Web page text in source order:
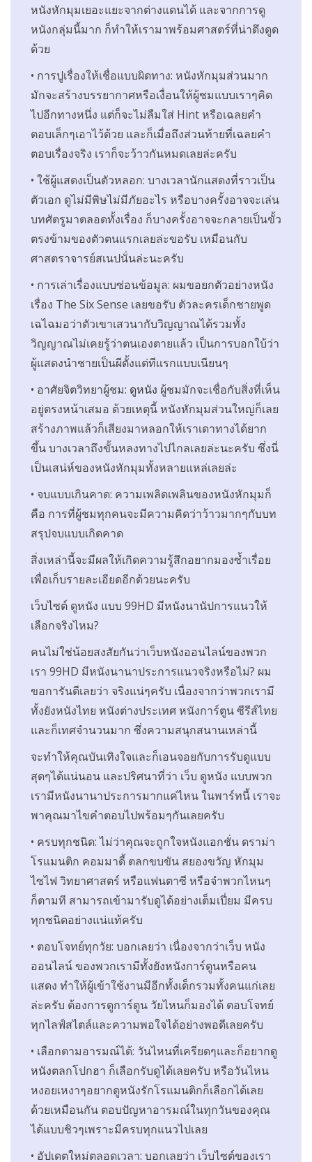
หนังหักมุมเยอะแยะจากต่างแดนได้ และจากการดู
หนังกลุ่มนี้มาก ก็ทำให้เรามาพร้อมศาสตร์ที่น่าดึงดูด
ด้วย
• การปูเรื่องให้เชื่อแบบผิดทาง: หนังหักมุมส่วนมาก
มักจะสร้างบรรยากาศหรือเงื่อนให้ผู้ชมแบบเราๆคิด
ไปอีกทางหนึ่ง แต่ก็จะไม่ลืมใส่ Hint หรือเฉลยคำ
ตอบเล็กๆเอาไว้ด้วย และก็เมื่อถึงส่วนท้ายที่เฉลยคำ
ตอบเรื่องจริง เราก็จะว้าวกันหมดเลยล่ะครับ
• ใช้ผู้แสดงเป็นตัวหลอก: บางเวลานักแสดงที่ราวเป็น
ตัวเอก ดูไม่มีพิษไม่มีภัยอะไร หรือบางครั้งอาจจะเล่น
บทศัตรูมาตลอดทั้งเรื่อง ก็บางครั้งอาจจะกลายเป็นขั้ว
ตรงข้ามของตัวตนแรกเลยล่ะขอรับ เหมือนกับ
ศาสตราจารย์สเนปนั่นล่ะนะครับ
• การเล่าเรื่องแบบซ่อนข้อมูล: ผมขอยกตัวอย่างหนัง
เรื่อง The Six Sense เลยขอรับ ตัวละครเด็กชายพูด
เฉไฉมอว่าตัวเขาเสวนากับวิญญาณได้รวมทั้ง
วิญญาณไม่เคยรู้ว่าตนเองตายแล้ว เป็นการบอกใบ้ว่า
ผู้แสดงนำชายเป็นผีตั้งแต่ทีแรกแบบเนียนๆ
• อาศัยจิตวิทยาผู้ชม: ดูหนัง ผู้ชมมักจะเชื่อกับสิ่งที่เห็น
อยู่ตรงหน้าเสมอ ด้วยเหตุนี้ หนังหักมุมส่วนใหญ่ก็เลย
สร้างภาพแล้วก็เสียงมาหลอกให้เราเดาทางได้ยาก
ขึ้น บางเวลาถึงขั้นหลงทางไปไกลเลยล่ะนะครับ ซึ่งนี่
เป็นเสน่ห์ของหนังหักมุมทั้งหลายแหล่เลยล่ะ
• จบแบบเกินคาด: ความเพลิดเพลินของหนังหักมุมก็
คือ การที่ผู้ชมทุกคนจะมีความคิดว่าว้าวมากๆกับบท
สรุปจบแบบเกิดคาด
สิ่งเหล่านี้จะมีผลให้เกิดความรู้สึกอยากมองซ้ำเรื่อย
เพื่อเก็บรายละเอียดอีกด้วยนะครับ
เว็บไซต์ ดูหนัง แบบ 99HD มีหนังนานัปการแนวให้
เลือกจริงไหม?
คนไม่ใช่น้อยสงสัยกันว่าเว็บหนังออนไลน์ของพวก
เรา 99HD มีหนังนานาประการแนวจริงหรือไม่? ผม
ขอการันตีเลยว่า จริงแน่ๆครับ เนื่องจากว่าพวกเรามี
ทั้งยังหนังไทย หนังต่างประเทศ หนังการ์ตูน ซีรีส์ไทย
และก็เทศจำนวนมาก ซึ่งความสนุกสนานเหล่านี้
จะทำให้คุณบันเทิงใจและก็เอนจอยกับการรับดูแบบ
สุดๆได้แน่นอน และปริศนาที่ว่า เว็บ ดูหนัง แบบพวก
เรามีหนังนานาประการมากแค่ไหน ในพาร์ทนี้ เราจะ
พาคุณมาไขคำตอบไปพร้อมๆกันเลยครับ
• ครบทุกชนิด: ไม่ว่าคุณจะถูกใจหนังแอกชั่น ดราม่า
โรแมนติก คอมมาดี้ ตลกขบขัน สยองขวัญ หักมุม
ไซไฟ วิทยาศาสตร์ หรือแฟนตาซี หรือจำพวกไหนๆ
ก็ตามที สามารถเข้ามารับดูได้อย่างเต็มเปี่ยม มีครบ
ทุกชนิดอย่างแน่แท้ครับ
• ตอบโจทย์ทุกวัย: บอกเลยว่า เนื่องจากว่าเว็บ หนัง
ออนไลน์ ของพวกเรามีทั้งยังหนังการ์ตูนหรือคน
แสดง ทำให้ผู้เข้าใช้งานมีอีกทั้งเด็กรวมทั้งคนแก่เลย
ล่ะครับ ต้องการดูการ์ตูน วัยไหนก็มองได้ ตอบโจทย์
ทุกไลฟ์สไตล์และความพอใจได้อย่างพอดีเลยครับ
• เลือกตามอารมณ์ได้: วันไหนที่เครียดๆและก็อยากดู
หนังตลกโปกฮา ก็เลือกรับดูได้เลยครับ หรือวันไหน
หงอยเหงาๆอยากดูหนังรักโรแมนติกก็เลือกได้เลย
ด้วยเหมือนกัน ตอบปัญหาอารมณ์ในทุกวันของคุณ
ได้แบบชิวๆเพราะมีครบทุกแนวไปเลย
• อัปเดตใหม่ตลอดเวลา: บอกเลยว่า เว็บไซต์ของเรา